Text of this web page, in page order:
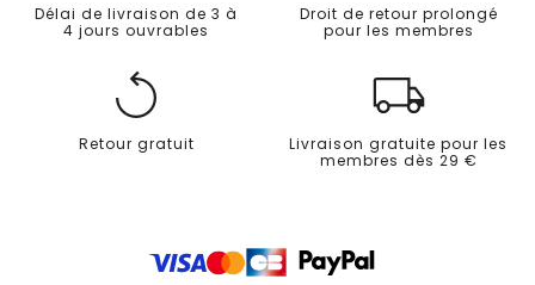
Délai de livraison de 3 à
4 jours ouvrables
Droit de retour prolongé
pour les membres
Retour gratuit
Livraison gratuite pour les
membres dès 29 €